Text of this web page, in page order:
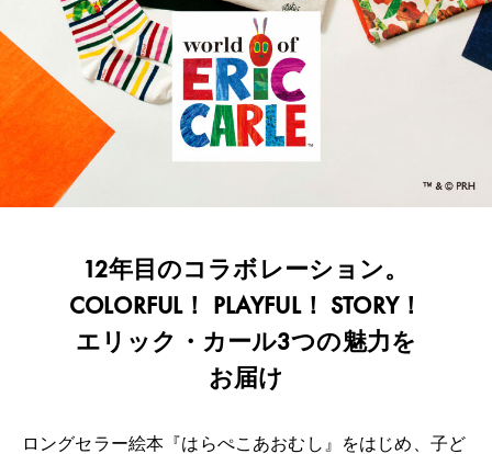
12年目のコラボレーション。
COLORFUL！ PLAYFUL！ STORY！
エリック・カール3つの魅力を
お届け
ロングセラー絵本『はらぺこあおむし』をはじめ、子ど